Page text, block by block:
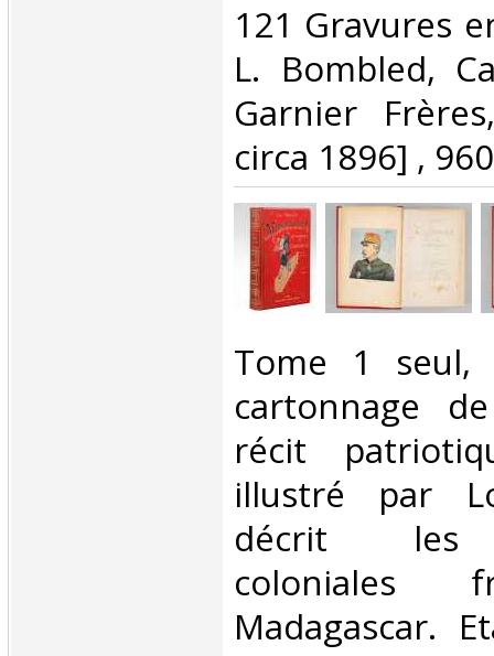
‎121 Gravures
L. Bombled,
Garnier
circa 1896] ,
‎Tome 1 seul,
cartonnage
récit
illustré par
décrit les
coloniales
Madagascar.